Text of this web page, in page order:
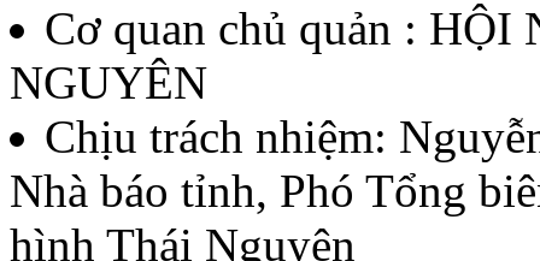
Cơ quan chủ quản :
NGUYÊN
Chịu trách nhiệm:
Nhà báo tỉnh, Phó Tổng
hình Thái Nguyên